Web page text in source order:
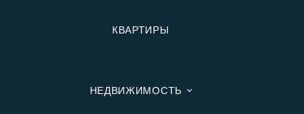
КВАРТИРЫ
НЕДВИЖИМОСТЬ